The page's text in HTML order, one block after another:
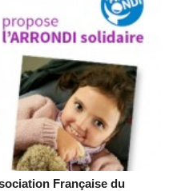
Française du